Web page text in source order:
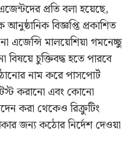
প্রতি বলা হয়েছে,
বিজ্ঞপ্তি প্রকাশিত
এজেন্সি মালয়েশিয়া গমনেচ্ছু
বিষয়ে চুক্তিবদ্ধ হতে পারবে
নাম করে পাসপোর্ট
করানো এবং কোনো
করা থেকেও রিক্রুটিং
জন্য কঠোর নির্দেশ দেওয়া